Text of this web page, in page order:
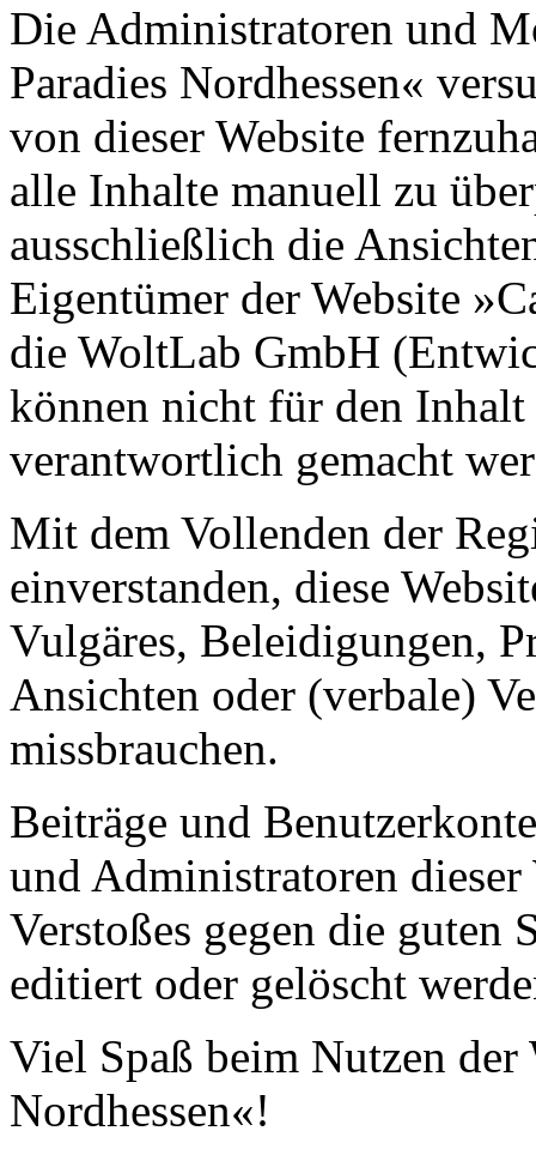
Die Administratoren und
Paradies Nordhessen«
von dieser Website
alle Inhalte manuell zu
ausschließlich die
Eigentümer der Website
die WoltLab GmbH
können nicht für den
verantwortlich gemacht
Mit dem Vollenden der
einverstanden, diese
Vulgäres, Beleidigungen,
Ansichten oder (verbale)
missbrauchen.
Beiträge und
und Administratoren dieser
Verstoßes gegen die guten
editiert oder gelöscht
Viel Spaß beim Nutzen der
Nordhessen«!